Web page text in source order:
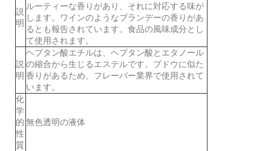
説
明
ルーティーな香りがあり、それに対応する味が
します。ワインのようなブランデーの香りがあ
るとも報告されています。食品の風味成分とし
て使用されます。
説
明
ヘプタン酸エチルは、ヘプタン酸とエタノール
の縮合から生じるエステルです。ブドウに似た
香りがあるため、フレーバー業界で使用されて
います。
化
学
的
性
質
無色透明の液体